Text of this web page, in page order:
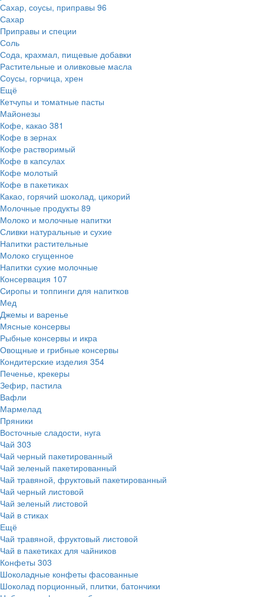
Сахар, соусы, приправы 96
Сахар
Приправы и специи
Соль
Сода, крахмал, пищевые добавки
Растительные и оливковые масла
Соусы, горчица, хрен
Ещё
Кетчупы и томатные пасты
Майонезы
Кофе, какао 381
Кофе в зернах
Кофе растворимый
Кофе в капсулах
Кофе молотый
Кофе в пакетиках
Какао, горячий шоколад, цикорий
Молочные продукты 89
Молоко и молочные напитки
Сливки натуральные и сухие
Напитки растительные
Молоко сгущенное
Напитки сухие молочные
Консервация 107
Сиропы и топпинги для напитков
Мед
Джемы и варенье
Мясные консервы
Рыбные консервы и икра
Овощные и грибные консервы
Кондитерские изделия 354
Печенье, крекеры
Зефир, пастила
Вафли
Мармелад
Пряники
Восточные сладости, нуга
Чай 303
Чай черный пакетированный
Чай зеленый пакетированный
Чай травяной, фруктовый пакетированный
Чай черный листовой
Чай зеленый листовой
Чай в стиках
Ещё
Чай травяной, фруктовый листовой
Чай в пакетиках для чайников
Конфеты 303
Шоколадные конфеты фасованные
Шоколад порционный, плитки, батончики